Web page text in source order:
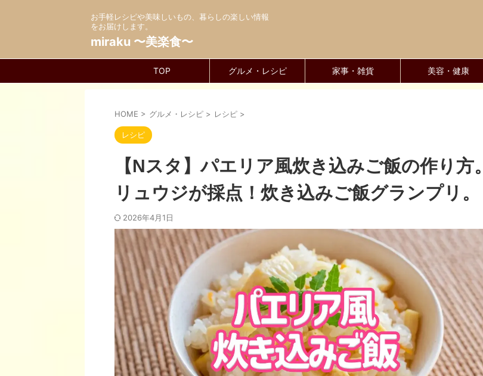
お手軽レシピや美味しいもの、暮らしの楽しい情報
をお届けします。
miraku 〜美楽食〜
TOP グルメ・レシピ 家事・雑貨 美容・健康
HOME > グルメ・レシピ > レシピ >
レシピ
【Nスタ】パエリア風炊き込みご飯の作り方。
リュウジが採点！炊き込みご飯グランプリ。
2026年4月1日